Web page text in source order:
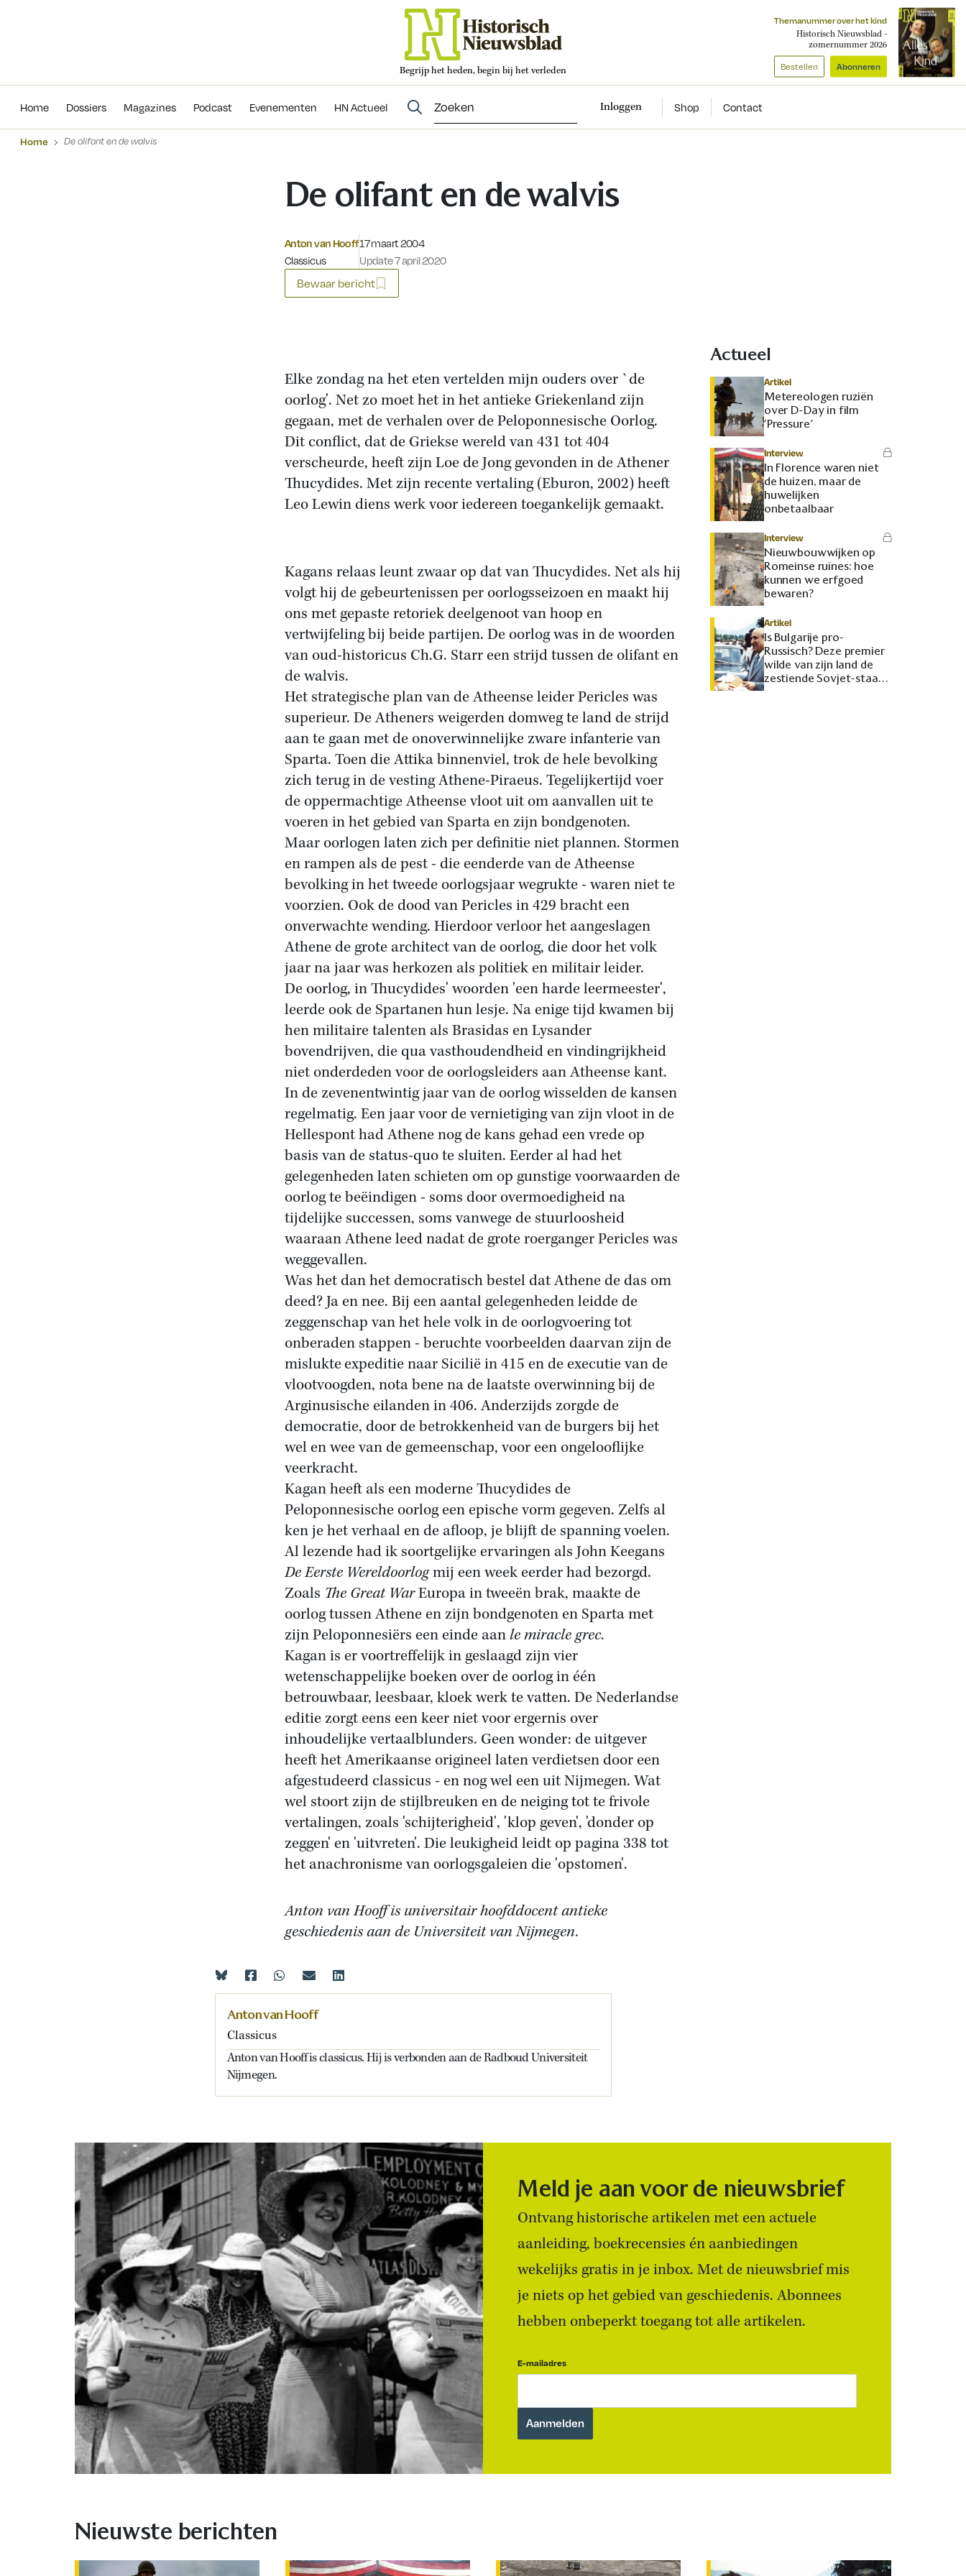
Begrijp het heden, begin bij het verleden
Themanummer over het kind
Historisch Nieuwsblad -
zomernummer 2026
Bestellen Abonneren
Home Dossiers Magazines Podcast Evenementen HN Actueel Inloggen Shop Contact
Evenementen
Home De olifant en de walvis
De olifant en de walvis
Anton van Hooff
Classicus
Gepubliceerd op:
17 maart 2004
Update 7 april 2020
Bewaar bericht
Elke zondag na het eten vertelden mijn ouders over `de
oorlog'. Net zo moet het in het antieke Griekenland zijn
gegaan, met de verhalen over de Peloponnesische Oorlog.
Dit conflict, dat de Griekse wereld van 431 tot 404
verscheurde, heeft zijn Loe de Jong gevonden in de Athener
Thucydides. Met zijn recente vertaling (Eburon, 2002) heeft
Leo Lewin diens werk voor iedereen toegankelijk gemaakt.
Kagans relaas leunt zwaar op dat van Thucydides. Net als hij
volgt hij de gebeurtenissen per oorlogsseizoen en maakt hij
ons met gepaste retoriek deelgenoot van hoop en
vertwijfeling bij beide partijen. De oorlog was in de woorden
van oud-historicus Ch.G. Starr een strijd tussen de olifant en
de walvis.
Het strategische plan van de Atheense leider Pericles was
superieur. De Atheners weigerden domweg te land de strijd
aan te gaan met de onoverwinnelijke zware infanterie van
Sparta. Toen die Attika binnenviel, trok de hele bevolking
zich terug in de vesting Athene-Piraeus. Tegelijkertijd voer
de oppermachtige Atheense vloot uit om aanvallen uit te
voeren in het gebied van Sparta en zijn bondgenoten.
Maar oorlogen laten zich per definitie niet plannen. Stormen
en rampen als de pest - die eenderde van de Atheense
bevolking in het tweede oorlogsjaar wegrukte - waren niet te
voorzien. Ook de dood van Pericles in 429 bracht een
onverwachte wending. Hierdoor verloor het aangeslagen
Athene de grote architect van de oorlog, die door het volk
jaar na jaar was herkozen als politiek en militair leider.
De oorlog, in Thucydides' woorden 'een harde leermeester',
leerde ook de Spartanen hun lesje. Na enige tijd kwamen bij
hen militaire talenten als Brasidas en Lysander
bovendrijven, die qua vasthoudendheid en vindingrijkheid
niet onderdeden voor de oorlogsleiders aan Atheense kant.
In de zevenentwintig jaar van de oorlog wisselden de kansen
regelmatig. Een jaar voor de vernietiging van zijn vloot in de
Hellespont had Athene nog de kans gehad een vrede op
basis van de status-quo te sluiten. Eerder al had het
gelegenheden laten schieten om op gunstige voorwaarden de
oorlog te beëindigen - soms door overmoedigheid na
tijdelijke successen, soms vanwege de stuurloosheid
waaraan Athene leed nadat de grote roerganger Pericles was
weggevallen.
Was het dan het democratisch bestel dat Athene de das om
deed? Ja en nee. Bij een aantal gelegenheden leidde de
zeggenschap van het hele volk in de oorlogvoering tot
onberaden stappen - beruchte voorbeelden daarvan zijn de
mislukteexpeditie naar Sicilië in 415 en de executie van de
vlootvoogden, nota bene na de laatste overwinning bij de
Arginusische eilanden in 406. Anderzijds zorgde de
democratie, door de betrokkenheid van de burgers bij het
wel en wee van de gemeenschap, voor een ongelooflijke
veerkracht.
Kagan heeft als een moderne Thucydides de
Peloponnesische oorlog een epische vorm gegeven. Zelfs al
ken je het verhaal en de afloop, je blijft de spanning voelen.
Al lezende had ik soortgelijke ervaringen als John Keegans
De Eerste Wereldoorlogmij een week eerder had bezorgd.
Zoals The Great WarEuropa in tweeën brak, maakte de
oorlog tussen Athene en zijn bondgenoten en Sparta met
zijn Peloponnesiërs een einde aan le miracle grec.
Kagan is er voortreffelijk in geslaagd zijn vier
wetenschappelijke boeken over de oorlog in één
betrouwbaar, leesbaar, kloek werk te vatten. De Nederlandse
editie zorgt eens een keer niet voor ergernis over
inhoudelijke vertaalblunders. Geen wonder: de uitgever
heeft het Amerikaanse origineel laten verdietsen door een
afgestudeerd classicus - en nog wel een uit Nijmegen. Wat
wel stoort zijn de stijlbreuken en de neiging tot te frivole
vertalingen, zoals 'schijterigheid', 'klop geven', 'donder op
zeggen' en 'uitvreten'. Die leukigheid leidt op pagina 338 tot
het anachronisme van oorlogsgaleien die 'opstomen'.
Anton van Hooff is universitair hoofddocent antieke
geschiedenis aan de Universiteit van Nijmegen.
Actueel
Artikel
Metereologen ruziën
over D-Day in film
‘Pressure’
Interview
In Florence waren niet
de huizen, maar de
huwelijken
onbetaalbaar
Interview
Nieuwbouwwijken op
Romeinse ruïnes: hoe
kunnen we erfgoed
bewaren?
Artikel
Is Bulgarije pro-
Russisch? Deze premier
wilde van zijn land de
zestiende Sovjet-staat
maken
Anton van Hooff
Classicus
Anton van Hooff is classicus. Hij is verbonden aan de Radboud Universiteit
Nijmegen.
Meld je aan voor de nieuwsbrief
Ontvang historische artikelen met een actuele
aanleiding, boekrecensies én aanbiedingen
wekelijks gratis in je inbox. Met de nieuwsbrief mis
je niets op het gebied van geschiedenis. Abonnees
hebben onbeperkt toegang tot alle artikelen.
E-mailadres
Nieuwste berichten